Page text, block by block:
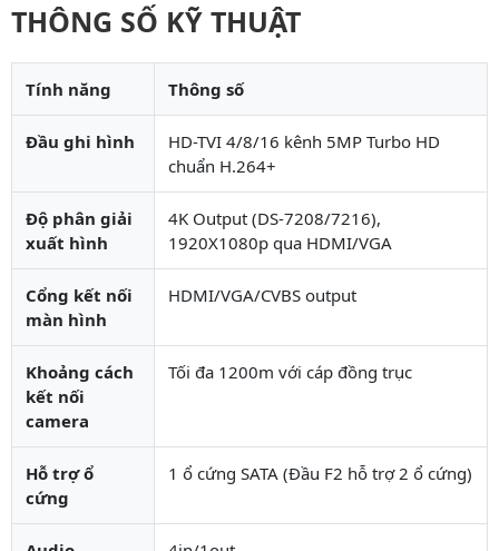
THÔNG SỐ KỸ THUẬT
Tính năng Thông số
Đầu ghi hình
HD-TVI 4/8/16 kênh 5MP Turbo HD
chuẩn H.264+
Độ phân giải
xuất hình
4K Output (DS-7208/7216),
1920X1080p qua HDMI/VGA
Cổng kết nối
màn hình
HDMI/VGA/CVBS output
Khoảng cách
kết nối
camera
Tối đa 1200m với cáp đồng trục
Hỗ trợ ổ
cứng
1 ổ cứng SATA (Đầu F2 hỗ trợ 2 ổ cứng)